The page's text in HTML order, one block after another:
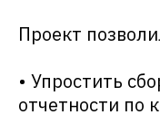
Проект
• Упростить
отчетности по